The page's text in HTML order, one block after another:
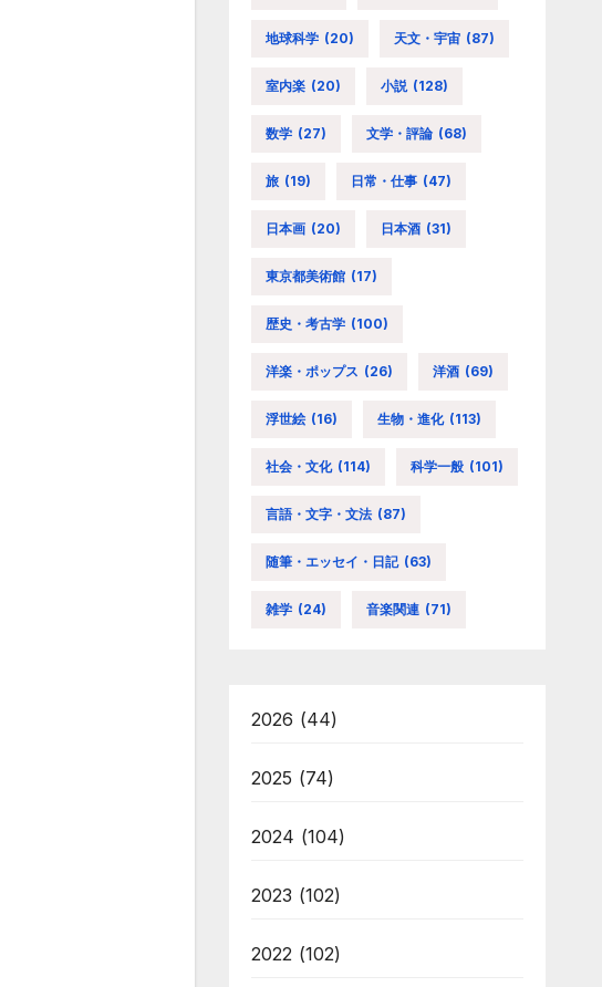
地球科学 (20) 天文・宇宙 (87)
室内楽 (20) 小説 (128)
数学 (27) 文学・評論 (68)
旅 (19) 日常・仕事 (47)
日本画 (20) 日本酒 (31)
東京都美術館 (17)
歴史・考古学 (100)
洋楽・ポップス (26) 洋酒 (69)
浮世絵 (16) 生物・進化 (113)
社会・文化 (114) 科学一般 (101)
言語・文字・文法 (87)
随筆・エッセイ・日記 (63)
雑学 (24) 音楽関連 (71)
2026 (44)
2025 (74)
2024 (104)
2023 (102)
2022 (102)